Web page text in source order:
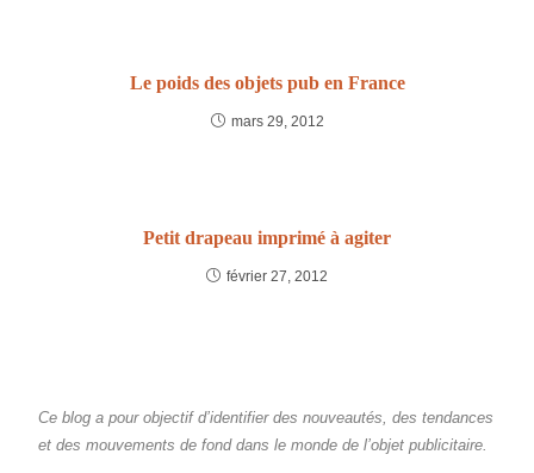
Le poids des objets pub en France
mars 29, 2012
Petit drapeau imprimé à agiter
février 27, 2012
Ce blog a pour objectif d’identifier des nouveautés, des tendances
et des mouvements de fond dans le monde de l’objet publicitaire.